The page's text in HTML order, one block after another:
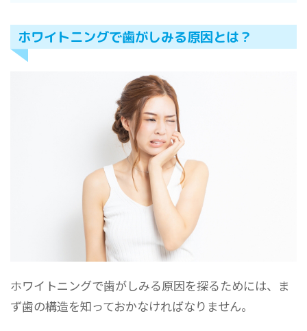
ホワイトニングで歯がしみる原因とは？
ホワイトニングで歯がしみる原因を探るためには、ま
ず歯の構造を知っておかなければなりません。